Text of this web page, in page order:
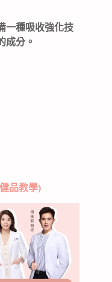
一種吸收強化技
成分。
品教學)